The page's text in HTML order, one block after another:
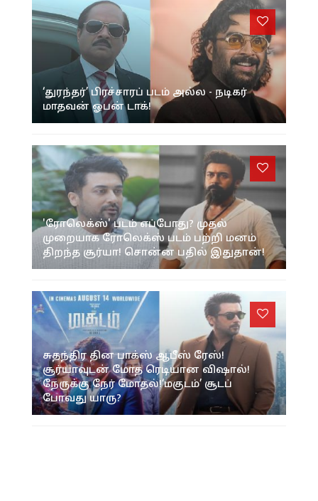
‘துரந்தர்’ பிரச்சாரப் படம் அல்ல - நடிகர்
மாதவன் ஓபன் டாக்!
'ரோலெக்ஸ்' படம் எப்போது? முதல்
முறையாக ரோலெக்ஸ் படம் பற்றி மனம்
திறந்த சூர்யா! சொன்ன பதில் இதுதான்!
சுதந்திர தின பாக்ஸ் ஆபீஸ் ரேஸ்!
சூர்யாவுடன் மோத ரெடியான விஷால்!
நேருக்கு நேர் மோதல்!‘மகுடம்’ சூடப்
போவது யாரு?